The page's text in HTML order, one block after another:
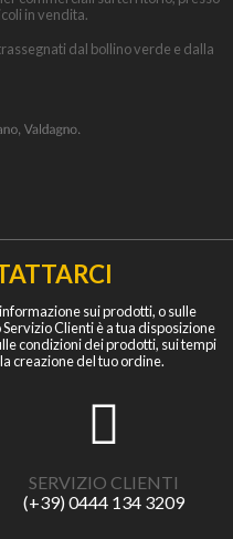
in vendita.
dal bollino verde e dalla
sui prodotti, o sulle
Clienti è a tua disposizione
condizioni dei prodotti, sui tempi
creazione del tuo ordine.
SERVIZIO CLIENTI
(+39) 0444 134 3209